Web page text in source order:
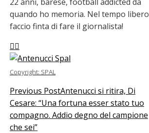
quando ho memoria. Nel tempo libero
faccio finta di fare il giornalista!
Copyright: SPAL
Previous PostAntenucci si ritira, Di
Cesare: “Una fortuna esser stato tuo
compagno. Addio degno del campione
che sei”